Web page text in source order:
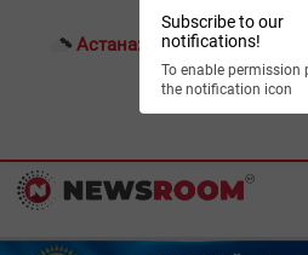
Subscribe to our
notifications!
To enable permission
the notification icon
Астана: 18°C Алматы: